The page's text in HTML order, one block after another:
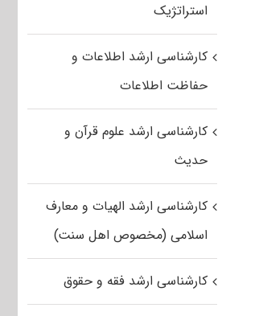
استراتژیک
کارشناسی ارشد اطلاعات و
حفاظت اطلاعات
کارشناسی ارشد علوم قرآن و
حدیث
کارشناسی ارشد الهیات و معارف
اسلامی (مخصوص اهل سنت)
کارشناسی ارشد فقه و حقوق